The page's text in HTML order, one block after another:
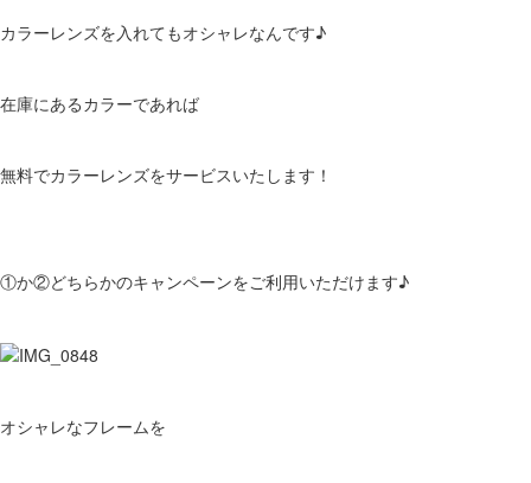
カラーレンズを入れてもオシャレなんです♪
在庫にあるカラーであれば
無料でカラーレンズをサービスいたします！
①か②どちらかのキャンペーンをご利用いただけます♪
オシャレなフレームを